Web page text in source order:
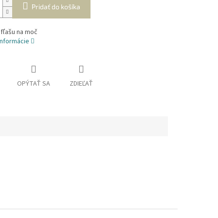
Pridať do košíka
na moč
OPÝTAŤ SA ZDIEĽAŤ